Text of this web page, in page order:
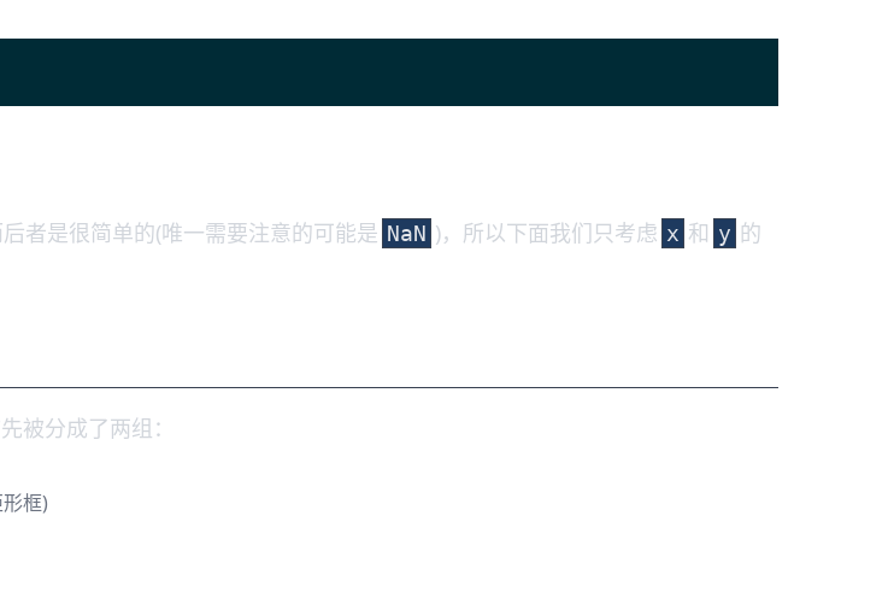
后者是很简单的(唯一需要注意的可能是 NaN )，所以下面我们只考虑 x 和 y 的
被分成了两组：
框)